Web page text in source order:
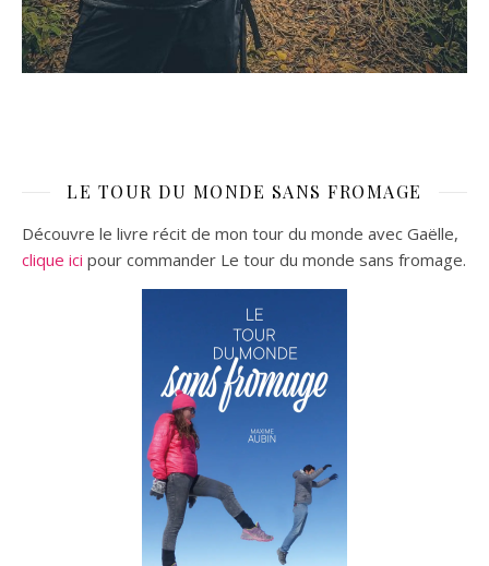
LE TOUR DU MONDE SANS FROMAGE
Découvre le livre récit de mon tour du monde avec Gaëlle,
clique ici pour commander Le tour du monde sans fromage.